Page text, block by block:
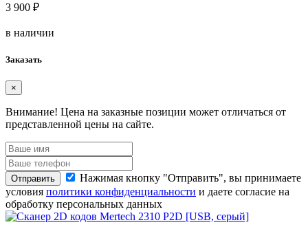
3 900 ₽
в наличии
Заказать
×
Внимание! Цена на заказные позиции может отличаться от
представленной цены на сайте.
Отправить
Нажимая кнопку "Отправить", вы принимаете
условия политики конфиденциальности и даете согласие на
обработку персональных данных